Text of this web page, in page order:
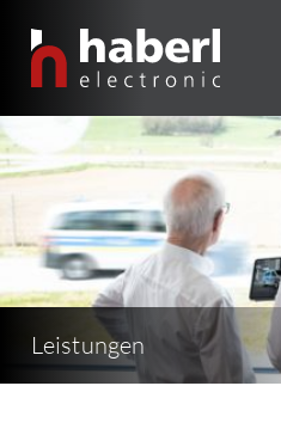
Leistungen